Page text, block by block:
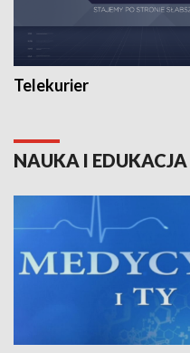
Telekurier
NAUKA I EDUKACJA